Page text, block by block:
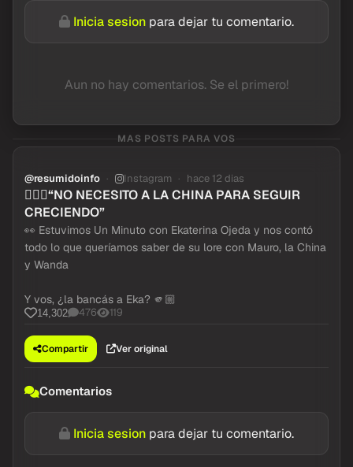
Inicia sesion para dejar tu comentario.
Aun no hay comentarios. Se el primero!
MAS POSTS PARA VOS
@resumidoinfo Instagram hace 12 dias
🤷🏼‍♀️“NO NECESITO A LA CHINA PARA SEGUIR
CRECIENDO”
👀 Estuvimos Un Minuto con Ekaterina Ojeda y nos contó
todo lo que queríamos saber de su lore con Mauro, la China
y Wanda
Y vos, ¿la bancás a Eka? 🫵🏼
14,302 476 119
Compartir Ver original
Comentarios
Inicia sesion para dejar tu comentario.